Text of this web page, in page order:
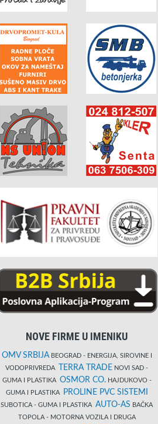
NOVE FIRME U IMENIKU
OMV SRBIJABEOGRAD - ENERGIJA, SIROVINE I
VODOPRIVREDA
TERRA TRADE NOVI SAD -
GUMA I PLASTIKA OSMOR CO.HAJDUKOVO -
GUMA I PLASTIKA
PROLINE PVC SISTEMI
SUBOTICA - GUMA I PLASTIKA AUTO-AS BAČKA
TOPOLA - MOTORNA VOZILA I DRUGA